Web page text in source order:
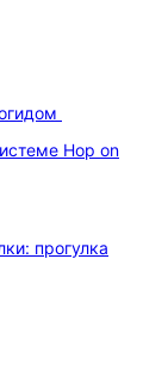
Hop on